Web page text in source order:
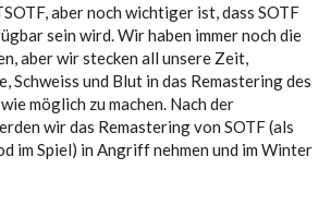
aber noch wichtiger ist, dass SOTF
sein wird. Wir haben immer noch die
aber wir stecken all unsere Zeit,
Schweiss und Blut in das Remastering des
möglich zu machen. Nach der
wir das Remastering von SOTF (als
im Spiel) in Angriff nehmen und im Winter